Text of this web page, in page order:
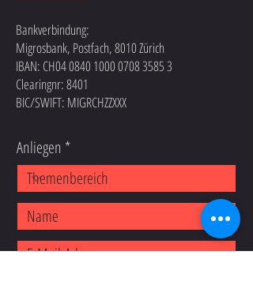
Bankverbindung:
Migrosbank, Postfach, 8010 Zürich
IBAN: CH040840 1000 0708 3585 3
Clearingnr: 8401
BIC/SWIFT: MIGRCHZZXXX
Anliegen